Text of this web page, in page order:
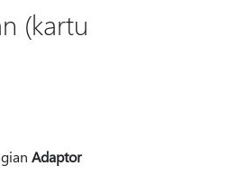
(kartu
Adaptor